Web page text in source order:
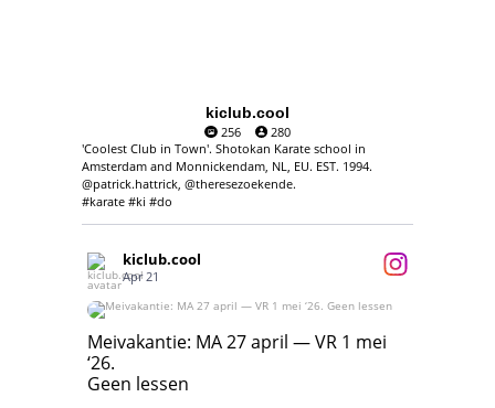
kiclub.cool
256
280
'Coolest Club in Town'. Shotokan Karate school in
Amsterdam and Monnickendam, NL, EU. EST. 1994.
@patrick.hattrick, @theresezoekende.
#karate #ki #do
kiclub.cool
Apr 21
Meivakantie: MA 27 april — VR 1 mei ‘26.
Geen lessen
Meivakantie: MA 27 april — VR 1 mei
‘26.
Geen lessen